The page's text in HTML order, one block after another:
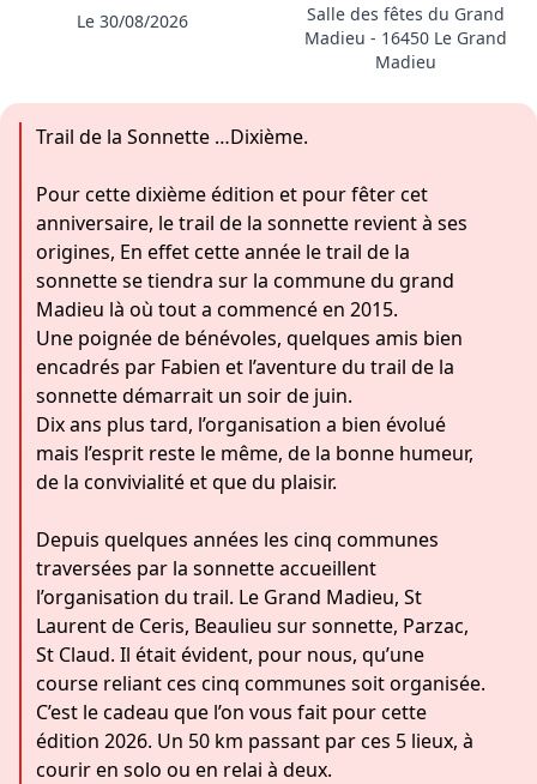
Le 30/08/2026
Salle des fêtes du Grand
Madieu - 16450 Le Grand
Madieu
Trail de la Sonnette …Dixième.
Pour cette dixième édition et pour fêter cet
anniversaire, le trail de la sonnette revient à ses
origines, En effet cette année le trail de la
sonnette se tiendra sur la commune du grand
Madieu là où tout a commencé en 2015.
Une poignée de bénévoles, quelques amis bien
encadrés par Fabien et l’aventure du trail de la
sonnette démarrait un soir de juin.
Dix ans plus tard, l’organisation a bien évolué
mais l’esprit reste le même, de la bonne humeur,
de la convivialité et que du plaisir.
Depuis quelques années les cinq communes
traversées par la sonnette accueillent
l’organisation du trail. Le Grand Madieu, St
Laurent de Ceris, Beaulieu sur sonnette, Parzac,
St Claud. Il était évident, pour nous, qu’une
course reliant ces cinq communes soit organisée.
C’est le cadeau que l’on vous fait pour cette
édition 2026. Un 50 km passant par ces 5 lieux, à
courir en solo ou en relai à deux.